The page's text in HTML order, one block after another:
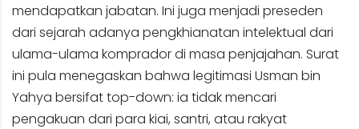
mendapatkan jabatan. Ini juga menjadi preseden
dari sejarah adanya pengkhianatan intelektual dari
ulama-ulama komprador di masa penjajahan. Surat
ini pula menegaskan bahwa legitimasi Usman bin
Yahya bersifat top-down: ia tidak mencari
pengakuan dari para kiai, santri, atau rakyat